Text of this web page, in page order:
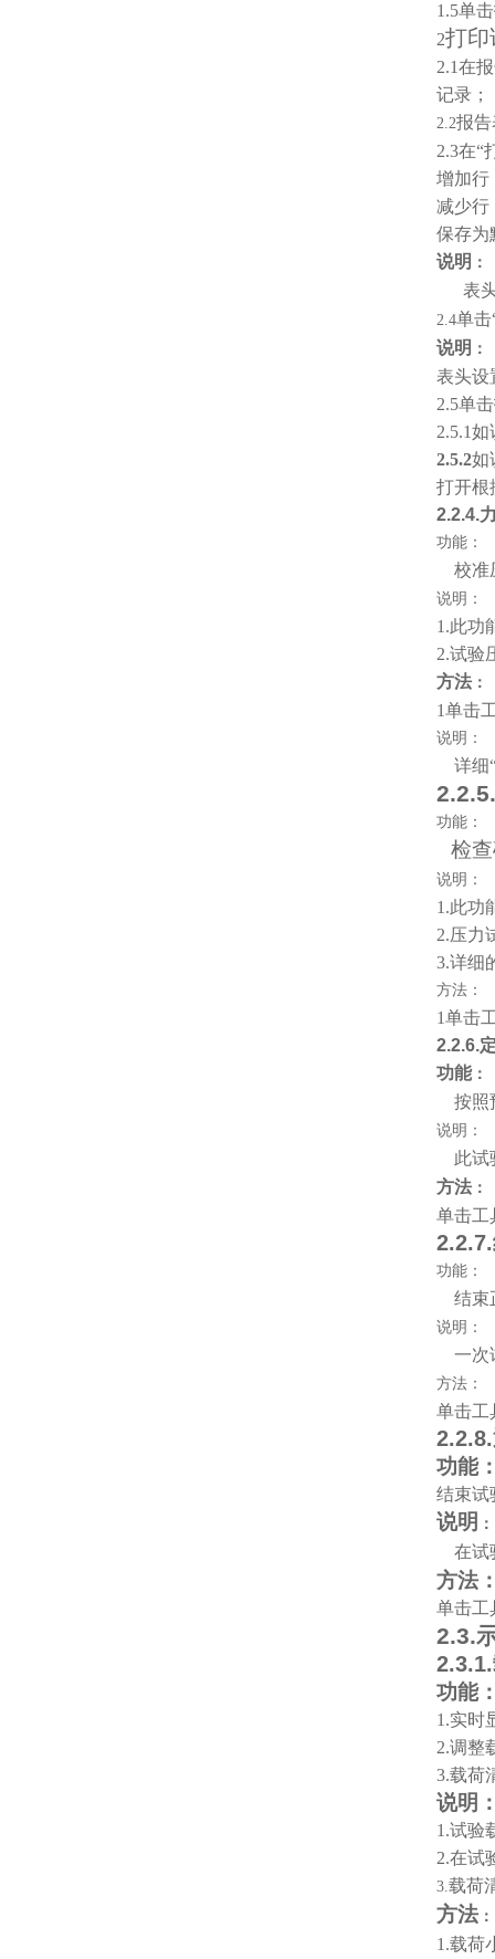
1.5单
2打印
2.1在
记录；
2.2报
2.3在“
增加行
减少行
保存为
说明 ：
表
2.4单击
说明 ：
表头设
2.5单
2.5.1如
2.5.2如
打开根
2.2.4.
功能：
校准
说明：
1.此功
2.试验
方法 ：
1单击
说明：
详细
2.2.5.
功能：
检
说明：
1.此功
2.压力
3.详细
方法：
1单击
2.2.6.
功能：
按照
说明：
此试
方法 ：
单击工
2.2.7.
功能：
结束
说明：
一次
方法：
单击工
2.2.8.
功能
结束试
说明 ：
在试
方法
单击工
2.3.
2.3.1.
功能
1.实时
2.调整
3.载荷
说明
1.试验
2.在试
3.载荷
方法 ：
1.载荷